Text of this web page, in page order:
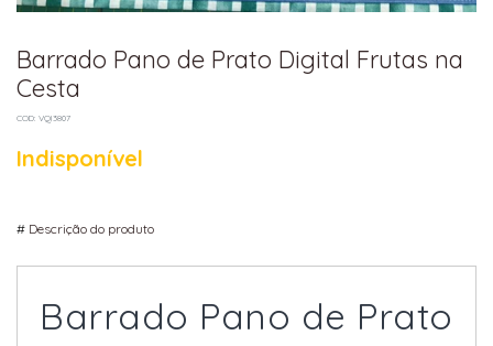
Barrado Pano de Prato Digital Frutas na
Cesta
COD: VQI3807
Indisponível
# Descrição do produto
Barrado Pano de Prato